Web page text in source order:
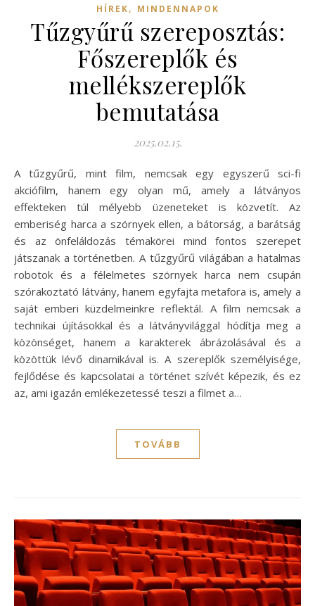
HÍREK, MINDENNAPOK
Tűzgyűrű szereposztás:
Főszereplők és
mellékszereplők
bemutatása
2025.02.15.
A tűzgyűrű, mint film, nemcsak egy egyszerű sci-fi
akciófilm, hanem egy olyan mű, amely a látványos
effekteken túl mélyebb üzeneteket is közvetít. Az
emberiség harca a szörnyek ellen, a bátorság, a barátság
és az önfeláldozás témakörei mind fontos szerepet
játszanak a történetben. A tűzgyűrű világában a hatalmas
robotok és a félelmetes szörnyek harca nem csupán
szórakoztató látvány, hanem egyfajta metafora is, amely a
saját emberi küzdelmeinkre reflektál. A film nemcsak a
technikai újításokkal és a látványvilággal hódítja meg a
közönséget, hanem a karakterek ábrázolásával és a
közöttük lévő dinamikával is. A szereplők személyisége,
fejlődése és kapcsolatai a történet szívét képezik, és ez
az, ami igazán emlékezetessé teszi a filmet a…
TOVÁBB